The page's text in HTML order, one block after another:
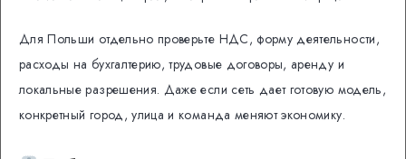
Для Польши отдельно проверьте НДС, форму деятельности,
расходы на бухгалтерию, трудовые договоры, аренду и
локальные разрешения. Даже если сеть дает готовую модель,
конкретный город, улица и команда меняют экономику.